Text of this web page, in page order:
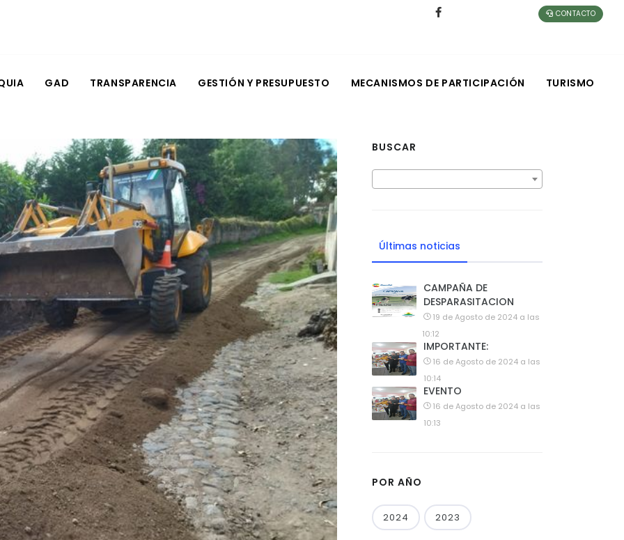
CONTACTO
GAD TRANSPARENCIA GESTIÓN Y PRESUPUESTO MECANISMOS DE PARTICIPACIÓN TURISMO
BUSCAR
Últimas noticias
CAMPAÑA DE
DESPARASITACION
19 de Agosto de 2024 a las
10:12
IMPORTANTE:
16 de Agosto de 2024 a las
10:14
EVENTO
16 de Agosto de 2024 a las
10:13
POR AÑO
2024 2023